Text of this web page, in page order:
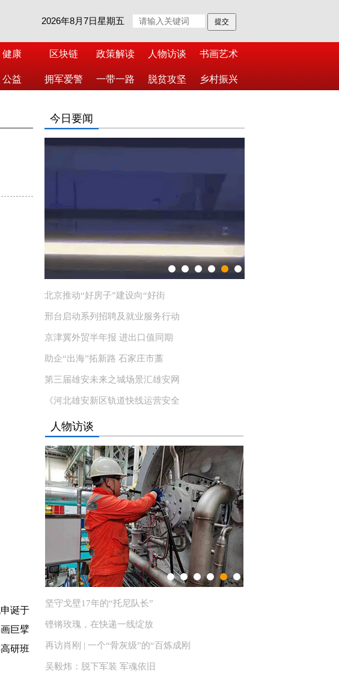
2026年8月7日星期五
健康 区块链 政策解读 人物访谈 书画艺术
公益 拥军爱警 一带一路 脱贫攻坚 乡村振兴
诞于
巨擘
研班
今日要闻
北京推动“好房子”建设向“好街
邢台启动系列招聘及就业服务行动
京津冀外贸半年报 进出口值同期
助企“出海”拓新路 石家庄市藁
第三届雄安未来之城场景汇雄安网
《河北雄安新区轨道快线运营安全
人物访谈
坚守戈壁17年的“托尼队长”
铿锵玫瑰，在快递一线绽放
再访肖刚 | 一个“骨灰级”的“百炼成刚
吴毅炜：脱下军装 军魂依旧